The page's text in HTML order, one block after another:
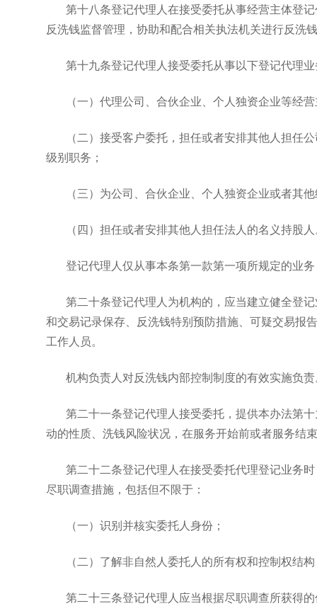
第十八条登记代理人在接受委托从事经营主体登
反洗钱监督管理，协助和配合相关执法机关进行反洗
第十九条登记代理人接受委托从事以下登记代理
（一）代理公司、合伙企业、个人独资企业等经
（二）接受客户委托，担任或者安排其他人担任
级别职务；
（三）为公司、合伙企业、个人独资企业或者其
（四）担任或者安排其他人担任法人的名义持股
登记代理人仅从事本条第一款第一项所规定的业
第二十条登记代理人为机构的，应当建立健全登
和交易记录保存、反洗钱特别预防措施、可疑交易报
工作人员。
机构负责人对反洗钱内部控制制度的有效实施负
第二十一条登记代理人接受委托，提供本办法第
动的性质、洗钱风险状况，在服务开始前或者服务结
第二十二条登记代理人在接受委托代理登记业务
尽职调查措施，包括但不限于：
（一）识别并核实委托人身份；
（二）了解非自然人委托人的所有权和控制权结
第二十三条登记代理人应当根据尽职调查所获得